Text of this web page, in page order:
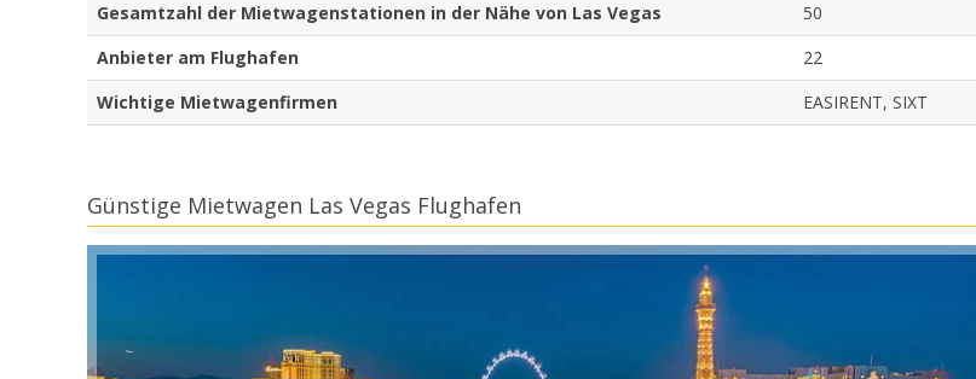
Gesamtzahl der Mietwagenstationen in der Nähe von Las Vegas
50
Anbieter am Flughafen
22
Wichtige Mietwagenfirmen
EASIRENT, SIXT
Günstige Mietwagen Las Vegas Flughafen